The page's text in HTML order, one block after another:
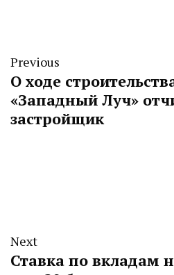
Previous
О ходе
«Западный Луч»
застройщик
Next
Ставка по вкладам